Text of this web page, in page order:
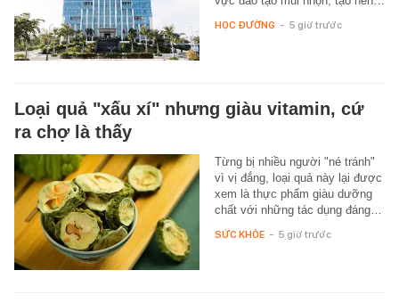
HỌC ĐƯỜNG - 5 giờ trước
Loại quả "xấu xí" nhưng giàu vitamin, cứ
ra chợ là thấy
Từng bị nhiều người "né tránh"
vì vị đắng, loại quả này lại được
xem là thực phẩm giàu dưỡng
chất với những tác dụng đáng…
SỨC KHỎE - 5 giờ trước